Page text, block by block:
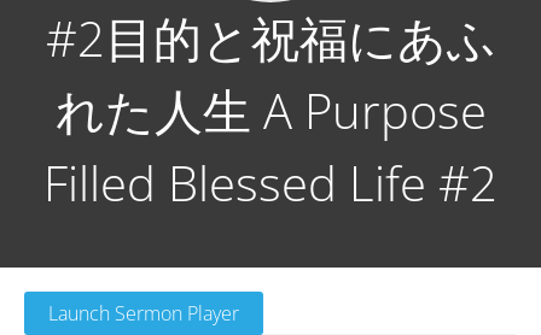
#2目的と祝福にあふ
れた人生 A Purpose
Filled Blessed Life #2
Launch Sermon Player